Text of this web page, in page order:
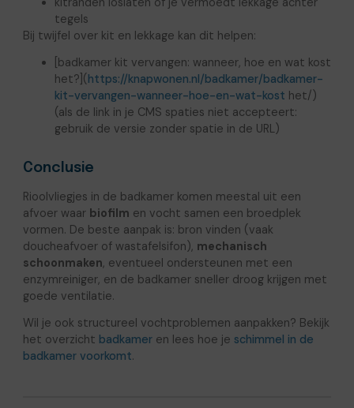
tegels
Bij twijfel over kit en lekkage kan dit helpen:
[badkamer kit vervangen: wanneer, hoe en wat kost
het?]( https://knapwonen.nl/badkamer/badkamer-
kit-vervangen-wanneer-hoe-en-wat-kost het/)
(als de link in je CMS spaties niet accepteert:
gebruik de versie zonder spatie in de URL)
Conclusie
Rioolvliegjes in de badkamer komen meestal uit een
afvoer waar biofilm en vocht samen een broedplek
vormen. De beste aanpak is: bron vinden (vaak
doucheafvoer of wastafelsifon), mechanisch
schoonmaken, eventueel ondersteunen met een
enzymreiniger, en de badkamer sneller droog krijgen met
goede ventilatie.
Wil je ook structureel vochtproblemen aanpakken? Bekijk
het overzicht badkameren lees hoe je schimmel in de
badkamer voorkomt.